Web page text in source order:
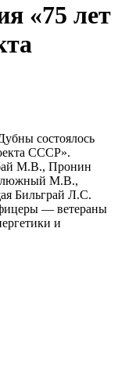
«75 лет
состоялось
СССР».
М.В., Пронин
М.В.,
Бильграй Л.С.
— ветераны
и